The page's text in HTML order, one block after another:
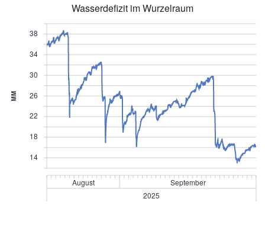
Wasserdefizit im Wurzelraum
MM
14
18
22
26
30
34
38
August
September
2025